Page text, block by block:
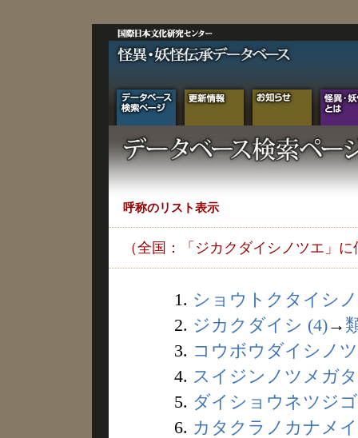
呼称のリスト表示
（全国：「ジカクダイシノツエ」
1. ショウトクタイシ
2. ジカクダイシ (4)→
3. コウボウダイシノ
4. スイジンノツメガ
5. ダイショウネツジ
6. カタクラノカナメ